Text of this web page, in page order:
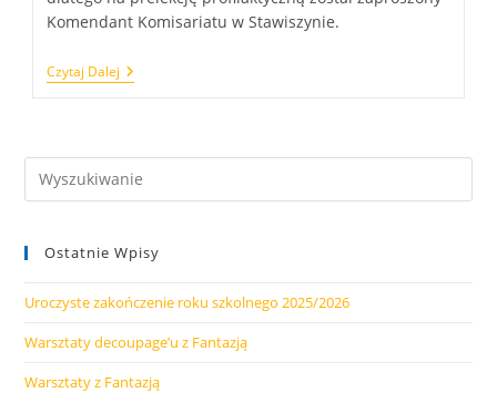
Komendant Komisariatu w Stawiszynie.
Czytaj Dalej Spotkanie
Z
W
Czasie
Wakacji
Ostatnie Wpisy
Uroczyste zakończenie roku szkolnego 2025/2026
Warsztaty decoupage’u z Fantazją
Warsztaty z Fantazją